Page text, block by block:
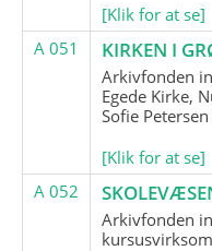
[Klik for at se]
A 051
KIRKEN I
Arkivfonden
Egede Kirke,
Sofie
[Klik for at se]
A 052
Arkivfonden